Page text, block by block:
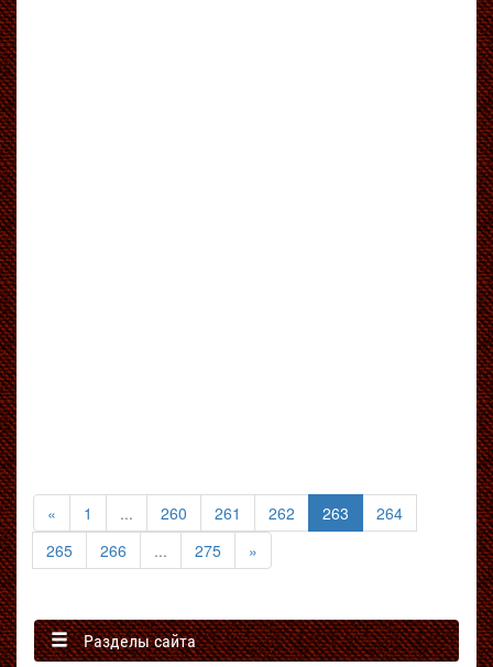
« 1 ... 260 261 262 263 (текущая)
264
265
266 ... 275 »
Разделы сайта